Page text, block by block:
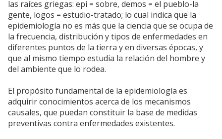
las raíces griegas: epi = sobre, demos = el pueblo-la
gente, logos = estudio-tratado; lo cual indica que la
epidemiología no es más que la ciencia que se ocupa de
la frecuencia, distribución y tipos de enfermedades en
diferentes puntos de la tierra y en diversas épocas, y
que al mismo tiempo estudia la relación del hombre y
del ambiente que lo rodea.
El propósito fundamental de la epidemiología es
adquirir conocimientos acerca de los mecanismos
causales, que puedan constituir la base de medidas
preventivas contra enfermedades existentes.